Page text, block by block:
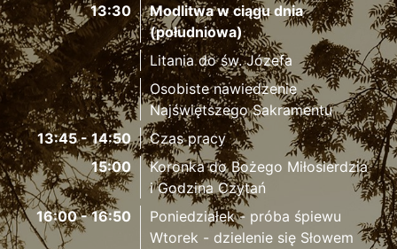
13:30
Modlitwa w ciągu dnia
(południowa)
Litania do św. Józefa
Osobiste nawiedzenie
Najświętszego Sakramentu
13:45 - 14:50
Czas pracy
15:00
Koronka do Bożego Miłosierdzia
i Godzina Czytań
16:00 - 16:50
Poniedziałek - próba śpiewu
Wtorek - dzielenie się Słowem